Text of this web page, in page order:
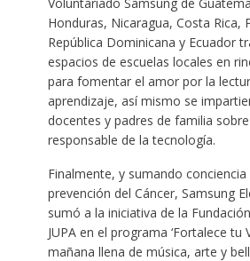
Honduras, Nicaragua, Costa Rica,
República Dominicana y Ecuador
espacios de escuelas locales en
para fomentar el amor por la
aprendizaje, así mismo se
docentes y padres de familia
responsable de la tecnología.
Finalmente, y sumando
prevención del Cáncer, Samsung
sumó a la iniciativa de la
JUPA en el programa ‘Fortalece tu
mañana llena de música, arte y